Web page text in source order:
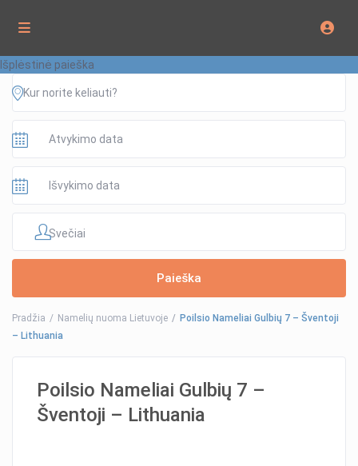
Išplėstinė paieška
Svečiai
Pradžia Namelių nuoma Lietuvoje
Poilsio Nameliai Gulbių 7 – Šventoji
– Lithuania
Poilsio Nameliai Gulbių 7 –
Šventoji – Lithuania